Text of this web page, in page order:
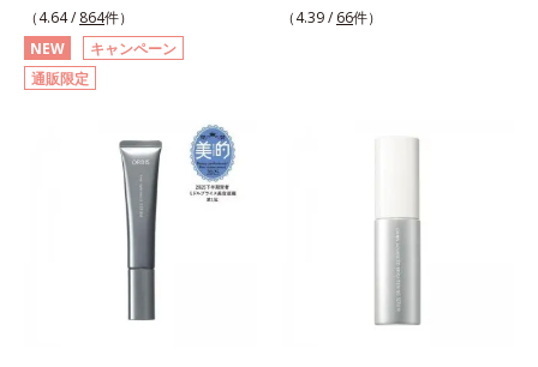
い」で終わらないオルビス最高峰
(*3)顔用日焼け止めです。ポーラ化
成の独自研究による、紫外線に反応
して強固な膜を形成する技術「瞬間
(*4)」を搭載。紫外線を浴びた膜が
厚く強靭に進化することで、紫外線
が強い環境でも汗やくずれから肌を
守り、美容成分(*5)の浸透を促進
(*6)します。有効成分「ナイアシン
アミド」配合。真皮のコラーゲン産
（4.64 / 864件）
NEW
キャンペーン
通販限定
した肌科学エイジングケア(*3)シリ
もに現れる年齢サイン(*5)について
み(*6)などが現れている状態である
「透明感のなさ」が現れることで大
人の肌印象に大きな影響を与えてい
ることが分かりました。そこでオル
ビスユー ドットシリーズは美容成
（4.39 / 66件）